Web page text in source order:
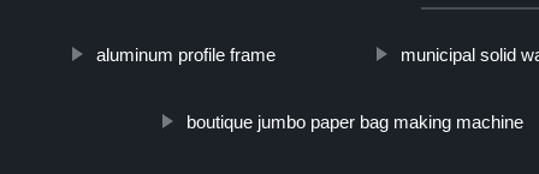
aluminum profile frame municipal solid
boutique jumbo paper bag making machine